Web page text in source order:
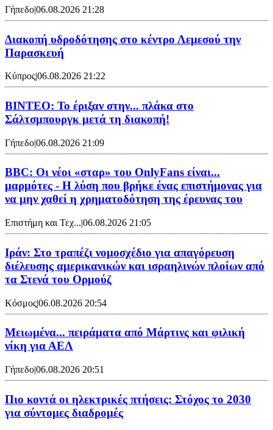
Γήπεδο|06.08.2026 21:28
Διακοπή υδροδότησης στο κέντρο Λεμεσού την
Παρασκευή
Κύπρος|06.08.2026 21:22
ΒΙΝΤΕΟ: Το έριξαν στην... πλάκα στο
Σάλτσμπουργκ μετά τη διακοπή!
Γήπεδο|06.08.2026 21:09
BBC: Οι νέοι «σταρ» του OnlyFans είναι...
μαρμότες - Η λύση που βρήκε ένας επιστήμονας για
να μην χαθεί η χρηματοδότηση της έρευνας του
Επιστήμη και Τεχ...|06.08.2026 21:05
Ιράν: Στο τραπέζι νομοσχέδιο για απαγόρευση
διέλευσης αμερικανικών και ισραηλινών πλοίων από
τα Στενά του Ορμούζ
Κόσμος|06.08.2026 20:54
Μειωμένα... πειράματα από Μάρτινς και φιλική
νίκη για ΑΕΛ
Γήπεδο|06.08.2026 20:51
Πιο κοντά οι ηλεκτρικές πτήσεις: Στόχος το 2030
για σύντομες διαδρομές